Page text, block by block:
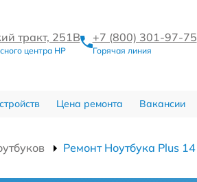
тракт, 251В
центра HP
+7 (800) 301-97-75
Горячая линия
Цена ремонта Вакансии
Ремонт Ноутбука Plus 14